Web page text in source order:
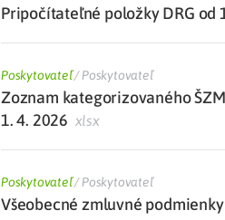
Pripočítateľné položky DRG od
Poskytovateľ/Poskytovateľ
Zoznam kategorizovaného
1. 4. 2026 xlsx
Poskytovateľ/Poskytovateľ
Všeobecné zmluvné